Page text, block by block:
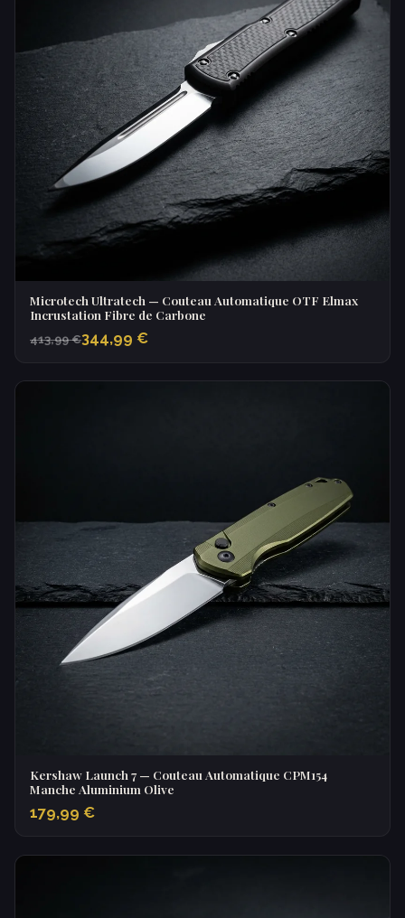
Microtech Ultratech — Couteau Automatique OTF Elmax
Incrustation Fibre de Carbone
413,99 €344,99 €
Kershaw Launch 7 — Couteau Automatique CPM154
Manche Aluminium Olive
179,99 €